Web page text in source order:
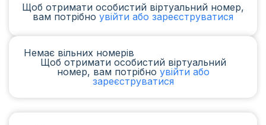
Аргентина
Чад
Щоб отримати особистий віртуальний номер,
вам потрібно увійти або зареєструватися
Немає вільних номерів
Щоб отримати особистий віртуальний
номер, вам потрібно увійти або
зареєструватися